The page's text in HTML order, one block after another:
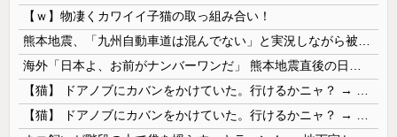
【ｗ】物凄くカワイイ子猫の取っ組み合い！